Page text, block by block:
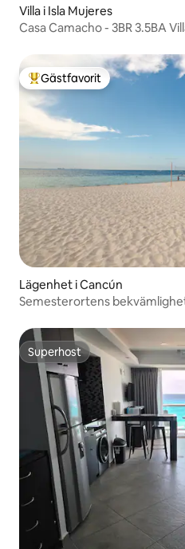
Villa i Isla Mujeres
Casa Camacho - 3BR 3.5BA
Populär gästfavorit
Gästfavorit
Lägenhet i Cancún
Semesterortens
Superhost
Superhost